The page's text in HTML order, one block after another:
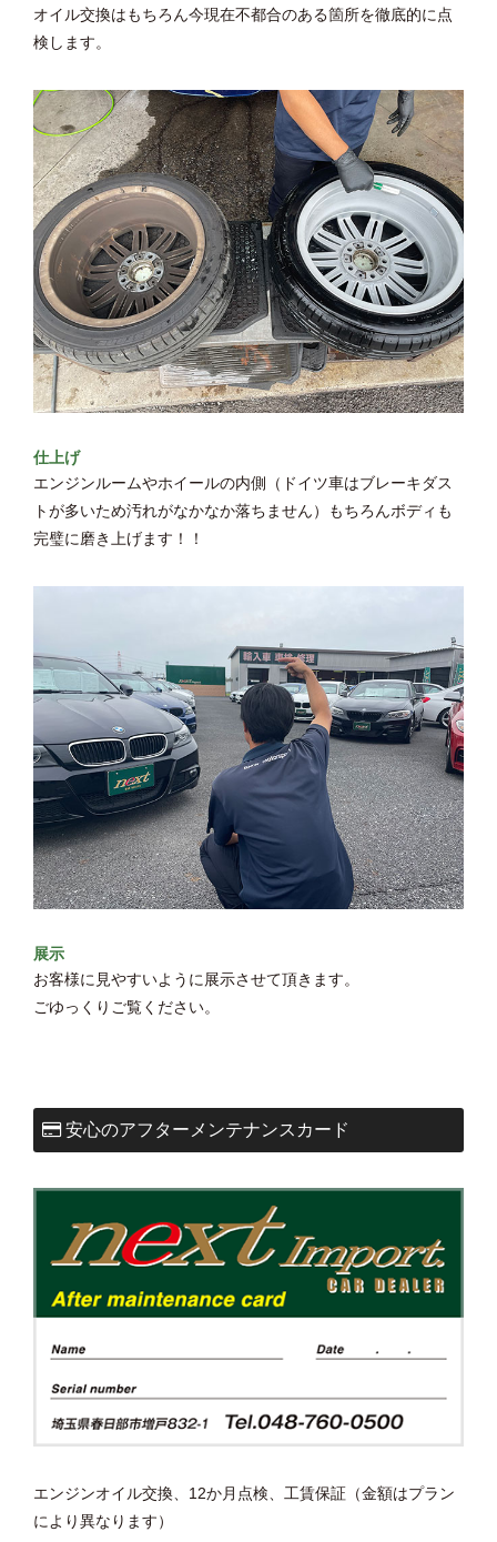
オイル交換はもちろん今現在不都合のある箇所を徹底的に点
検します。
仕上げ
エンジンルームやホイールの内側（ドイツ車はブレーキダス
トが多いため汚れがなかなか落ちません）もちろんボディも
完璧に磨き上げます！！
展示
お客様に見やすいように展示させて頂きます。
ごゆっくりご覧ください。
安心のアフターメンテナンスカード
エンジンオイル交換、12か月点検、工賃保証（金額はプラン
により異なります）